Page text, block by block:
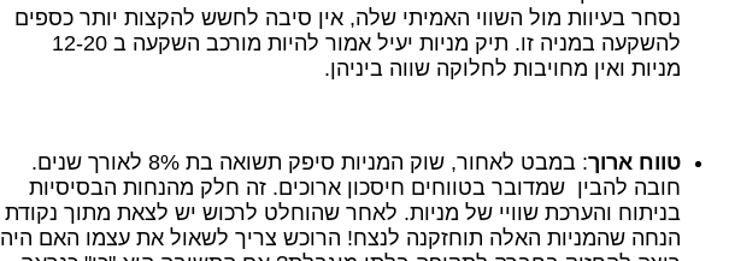
נסחר בעיוות מול השווי האמיתי שלה, אין סיבה לחשש להקצות יותר כספים
להשקעה במניה זו. תיק מניות יעיל אמור להיות מורכב השקעה ב 12-20
מניות ואין מחויבות לחלוקה שווה ביניהן.
טווח ארוך
: במבט לאחור, שוק המניות סיפק תשואה בת 8% לאורך שנים.
חובה להבין שמדובר בטווחים חיסכון ארוכים. זה חלק מהנחות הבסיסיות
בניתוח והערכת שוויי של מניות. לאחר שהוחלט לרכוש יש לצאת מתוך נקודת
הנחה שהמניות האלה תוחזקנה לנצח! הרוכש צריך לשאול את עצמו האם היה